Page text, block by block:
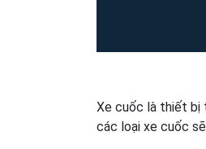
Xe cuốc là thiết bị
các loại xe cuốc